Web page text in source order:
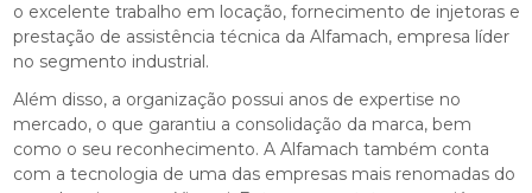
o excelente trabalho em locação, fornecimento de injetoras e
prestação de assistência técnica da Alfamach, empresa líder
no segmento industrial.
Além disso, a organização possui anos de expertise no
mercado, o que garantiu a consolidação da marca, bem
como o seu reconhecimento. A Alfamach também conta
com a tecnologia de uma das empresas mais renomadas do